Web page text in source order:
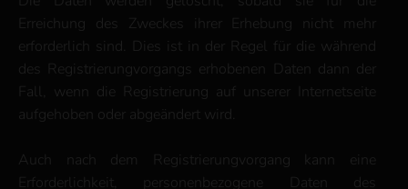
Erreichung des Zweckes ihrer Erhebung nicht mehr
erforderlich sind. Dies ist in der Regel für die während
des Registrierungvorgangs erhobenen Daten dann der
Fall, wenn die Registrierung auf unserer Internetseite
aufgehoben oder abgeändert wird.
Auch nach dem Registrierungvorgang kann eine
Erforderlichkeit, personenbezogene Daten des